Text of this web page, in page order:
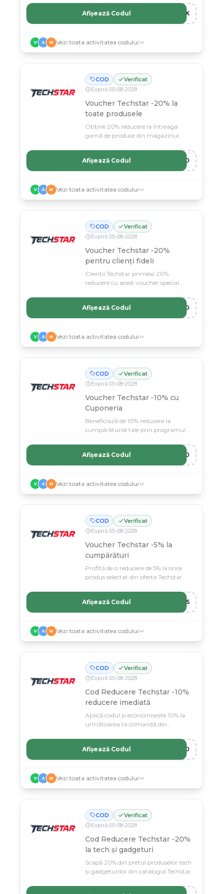
10X
Afișează Codul
V A M Vezi toata activitatea codului
COD
Verificat
Expiră 05-08-2028
Voucher Techstar -20% la
toate produsele
Obține 20% reducere la întreaga
gamă de produse din magazinul
R20
Afișează Codul
V A M Vezi toata activitatea codului
COD
Verificat
Expiră 05-08-2028
Voucher Techstar -20%
pentru clienți fideli
Clienții Techstar primesc 20%
reducere cu acest voucher special
R20
Afișează Codul
V A M Vezi toata activitatea codului
COD
Verificat
Expiră 05-08-2028
Voucher Techstar -10% cu
Cuponeria
Beneficiază de 10% reducere la
cumpărăturile tale prin programul
A10
Afișează Codul
V A M Vezi toata activitatea codului
COD
Verificat
Expiră 05-08-2028
Voucher Techstar -5% la
cumpărături
Profită de o reducere de 5% la orice
produs selectat din oferta Techstar.
RE5
Afișează Codul
V A M Vezi toata activitatea codului
COD
Verificat
Expiră 05-08-2028
Cod Reducere Techstar -10%
reducere imediată
Aplică codul și economisește 10% la
următoarea ta comandă din
T10
Afișează Codul
V A M Vezi toata activitatea codului
COD
Verificat
Expiră 05-08-2028
Cod Reducere Techstar -20%
la tech și gadgeturi
Scapă 20% din prețul produselor tech
și gadgeturilor din catalogul Techstar.